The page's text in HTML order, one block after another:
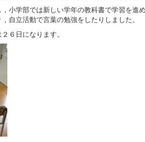
小学部では新しい学年の教科書で学習を
自立活動で言葉の勉強をしたりしました。
６日になります。